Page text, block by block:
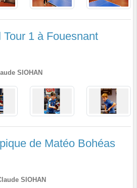
1 à Fouesnant
SIOHAN
de Matéo Bohéas
SIOHAN